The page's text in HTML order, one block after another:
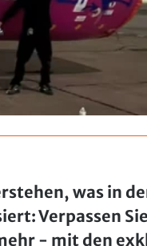
was in
Verpassen
- mit den